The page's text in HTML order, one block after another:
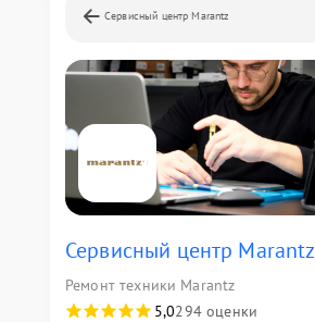
Сервисный центр Marantz
Сервисный центр Marantz
Ремонт техники Marantz
5,0294 оценки